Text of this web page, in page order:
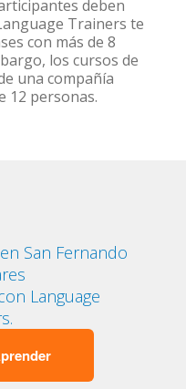
deben
Trainers te
con más de 8
los cursos de
una compañía
12 personas.
San Fernando
Language